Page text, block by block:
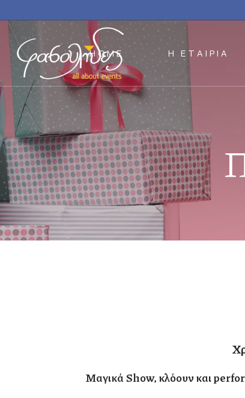
HOME Η ΕΤΑΙΡΙΑ
Μαγικά Show, κλόουν και